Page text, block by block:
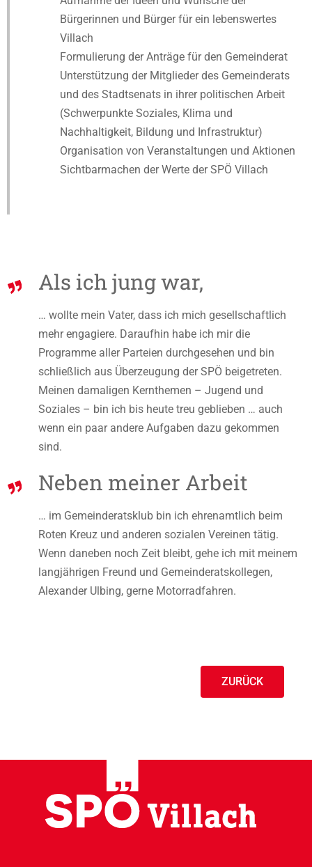
Bürgerinnen und Bürger für ein lebenswertes
Villach
Formulierung der Anträge für den Gemeinderat
Unterstützung der Mitglieder des Gemeinderats
und des Stadtsenats in ihrer politischen Arbeit
(Schwerpunkte Soziales, Klima und
Nachhaltigkeit, Bildung und Infrastruktur)
Organisation von Veranstaltungen und Aktionen
Sichtbarmachen der Werte der SPÖ Villach
Als ich jung war,
… wollte mein Vater, dass ich mich gesellschaftlich
mehr engagiere. Daraufhin habe ich mir die
Programme aller Parteien durchgesehen und bin
schließlich aus Überzeugung der SPÖ beigetreten.
Meinen damaligen Kernthemen – Jugend und
Soziales – bin ich bis heute treu geblieben … auch
wenn ein paar andere Aufgaben dazu gekommen
sind.
Neben meiner Arbeit
… im Gemeinderatsklub bin ich ehrenamtlich beim
Roten Kreuz und anderen sozialen Vereinen tätig.
Wenn daneben noch Zeit bleibt, gehe ich mit meinem
langjährigen Freund und Gemeinderatskollegen,
Alexander Ulbing, gerne Motorradfahren.
ZURÜCK